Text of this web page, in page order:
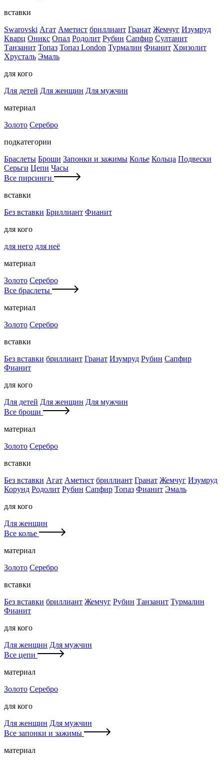
вставки
Swarovski Агат Аметист бриллиант Гранат Жемчуг Изумруд
Кварц Оникс Опал Родолит Рубин Сапфир Султанит
Танзанит Топаз Топаз London Турмалин Фианит Хризолит
Хрусталь Эмаль
для кого
Для детей Для женщин Для мужчин
материал
Золото Серебро
подкатегории
Браслеты Броши Запонки и зажимы Колье Кольца Подвески
Серьги Цепи Часы
Все пирсинги
вставки
Без вставки Бриллиант Фианит
для кого
для него для неё
материал
Золото Серебро
Все браслеты
материал
Золото Серебро
вставки
Без вставки бриллиант Гранат Изумруд Рубин Сапфир
Фианит
для кого
Для детей Для женщин Для мужчин
Все броши
материал
Золото Серебро
вставки
Без вставки Агат Аметист бриллиант Гранат Жемчуг Изумруд
Корунд Родолит Рубин Сапфир Топаз Фианит Эмаль
для кого
Для женщин
Все колье
материал
Золото Серебро
вставки
Без вставки бриллиант Жемчуг Рубин Танзанит Турмалин
Фианит
для кого
Для женщин Для мужчин
Все цепи
материал
Золото Серебро
для кого
Для женщин Для мужчин
Все запонки и зажимы
материал